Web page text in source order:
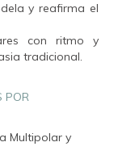
y reafirma el
con ritmo y
tradicional.
POR
Multipolar y